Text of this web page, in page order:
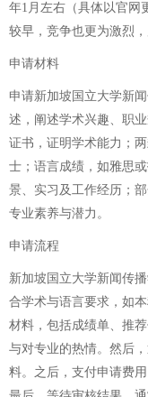
年1月左右（具体以官网
较早，竞争也更为激烈
申请材料
申请新加坡国立大学新
述，阐述学术兴趣、职
证书，证明学术能力；
士；语言成绩，如雅思
景、实习及工作经历；
专业素养与潜力。
申请流程
新加坡国立大学新闻传
合学术与语言要求，如
材料，包括成绩单、推
与对专业的热情。然后
料。之后，支付申请费